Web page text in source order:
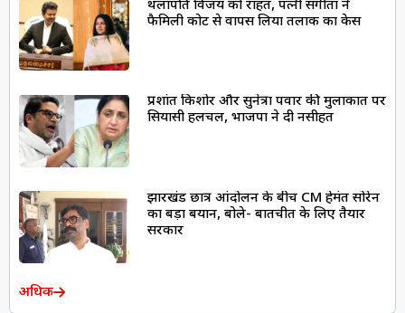
थलापति विजय को राहत, पत्नी संगीता ने
फैमिली कोर्ट से वापस लिया तलाक का केस
प्रशांत किशोर और सुनेत्रा पवार की मुलाकात पर
सियासी हलचल, भाजपा ने दी नसीहत
झारखंड छात्र आंदोलन के बीच CM हेमंत सोरेन
का बड़ा बयान, बोले- बातचीत के लिए तैयार
सरकार
अधिक